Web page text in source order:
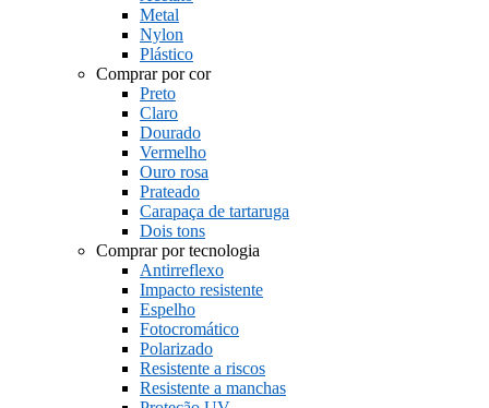
Metal
Nylon
Plástico
Comprar por cor
Preto
Claro
Dourado
Vermelho
Ouro rosa
Prateado
Carapaça de tartaruga
Dois tons
Comprar por tecnologia
Antirreflexo
Impacto resistente
Espelho
Fotocromático
Polarizado
Resistente a riscos
Resistente a manchas